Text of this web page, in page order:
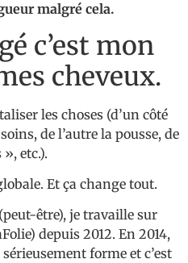
malgré cela.
c’est mon
cheveux.
les choses (d’un côté
de l’autre la pousse, de
etc.).
Et ça change tout.
être), je travaille sur
depuis 2012. En 2014,
forme et c’est